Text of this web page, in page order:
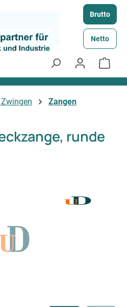
Brutto
Netto
Zangen
runde